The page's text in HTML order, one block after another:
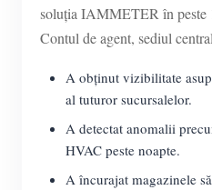
soluția IAMMETER în peste
Contul de agent, sediul
A obținut vizibilitate
al tuturor sucursalelor.
A detectat anomalii
HVAC peste noapte.
A încurajat magazinele